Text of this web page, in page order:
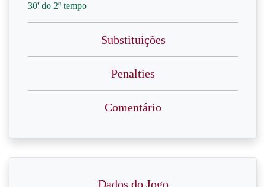
30' do 2º tempo
Substituições
Penalties
Comentário
Dados do Jogo